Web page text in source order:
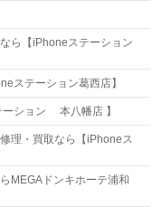
ら【iPhoneステーション
ステーション葛西店】
ション 本八幡店 】
理・買取なら【iPhoneス
MEGAドンキホーテ浦和